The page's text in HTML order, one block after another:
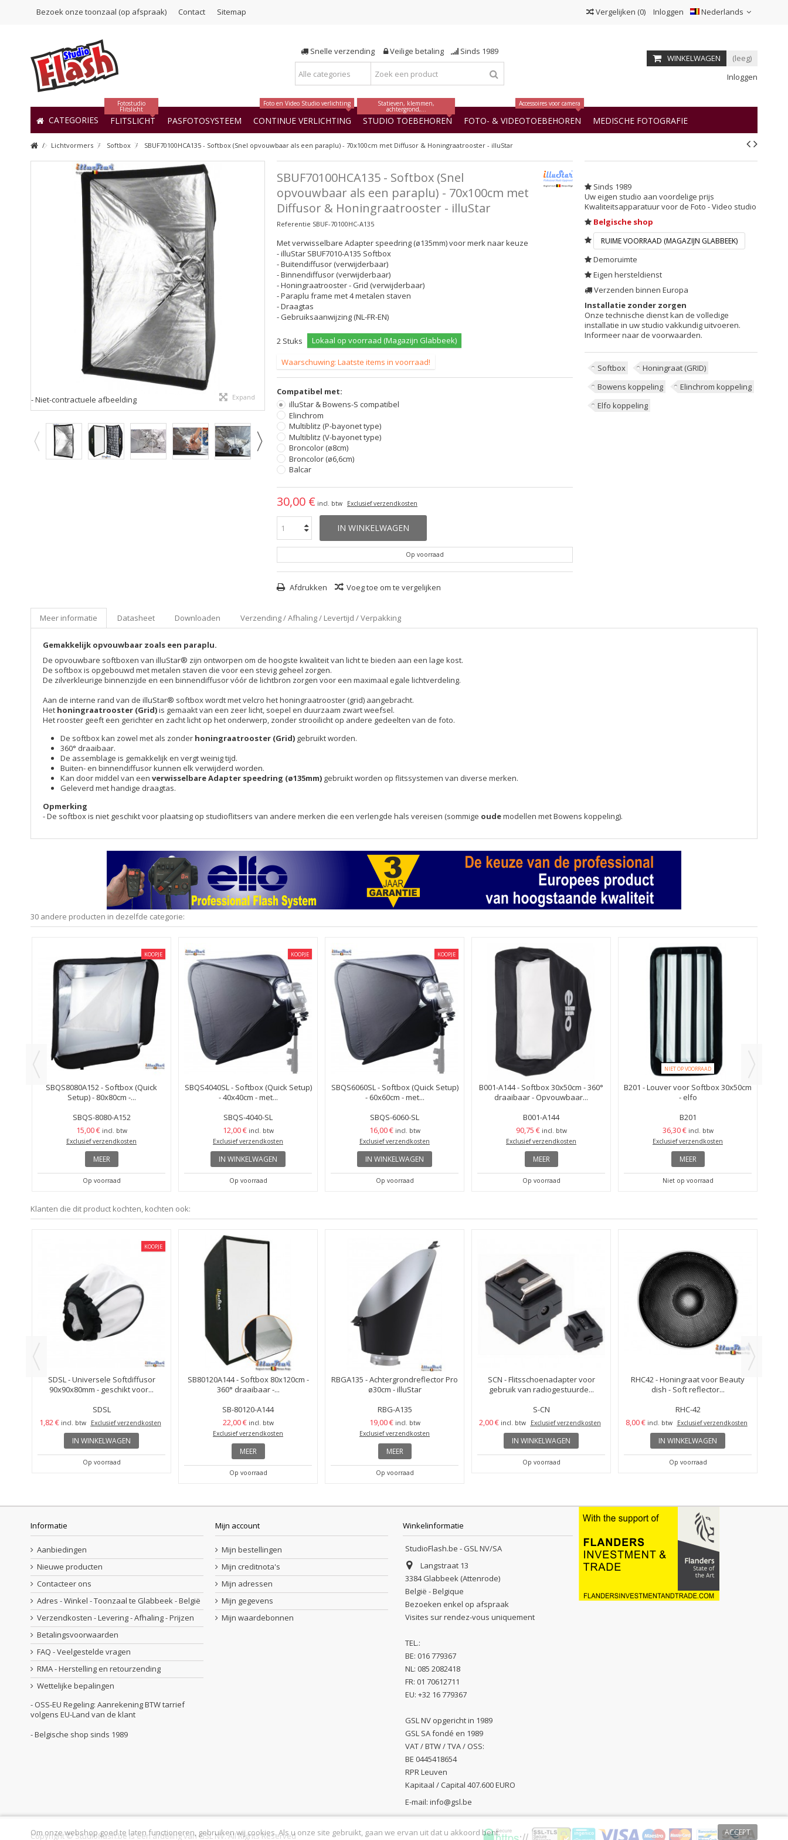
Bezoek onze toonzaal (op afspraak) Contact Sitemap Nederlands
Inloggen
Vergelijken (0)
Snelle verzending Veilige betaling Sinds 1989
WINKELWAGEN
(leeg)
Inloggen
CATEGORIES FLITSLICHT
Fotostudio
Flitslicht
PASFOTOSYSTEEM CONTINUE VERLICHTING
Foto en Video Studio verlichting
STUDIO TOEBEHOREN
Statieven, klemmen,
achtergrond,...
FOTO- & VIDEOTOEBEHOREN
Accessoires voor camera
MEDISCHE FOTOGRAFIE
Lichtvormers Softbox SBUF70100HCA135 - Softbox (Snel opvouwbaar als een paraplu) - 70x100cm met Diffusor & Honingraatrooster - illuStar
Expand
- Niet-contractuele afbeelding
SBUF70100HCA135 - Softbox (Snel
opvouwbaar als een paraplu) - 70x100cm met
Diffusor & Honingraatrooster - illuStar
Referentie SBUF-70100HC-A135
Met verwisselbare Adapter speedring (ø135mm) voor merk naar keuze
- illuStar SBUF7010-A135 Softbox
- Buitendiffusor (verwijderbaar)
- Binnendiffusor (verwijderbaar)
- Honingraatrooster - Grid (verwijderbaar)
- Paraplu frame met 4 metalen staven
- Draagtas
- Gebruiksaanwijzing (NL-FR-EN)
2 Stuks Lokaal op voorraad (Magazijn Glabbeek)
Waarschuwing: Laatste items in voorraad!
Compatibel met:
illuStar & Bowens-S compatibel
Elinchrom
Multiblitz (P-bayonet type)
Multiblitz (V-bayonet type)
Broncolor (ø8cm)
Broncolor (ø6,6cm)
Balcar
30,00 € incl. btw Exclusief verzendkosten
IN WINKELWAGEN
Op voorraad
Afdrukken Voeg toe om te vergelijken
Sinds 1989
Uw eigen studio aan voordelige prijs
Kwaliteitsapparatuur voor de Foto - Video studio
Belgische shop
RUIME VOORRAAD (MAGAZIJN GLABBEEK)
Demoruimte
Eigen hersteldienst
Verzenden binnen Europa
Installatie zonder zorgen
Onze technische dienst kan de volledige
installatie in uw studio vakkundig uitvoeren.
Informeer naar de voorwaarden.
Softbox
Honingraat (GRID)
Bowens koppeling
Elinchrom koppeling
Elfo koppeling
Meer informatie Datasheet Downloaden Verzending / Afhaling / Levertijd / Verpakking
Gemakkelijk opvouwbaar zoals een paraplu.
De opvouwbare softboxen van illuStar® zijn ontworpen om de hoogste kwaliteit van licht te bieden aan een lage kost.
De softbox is opgebouwd met metalen staven die voor een stevig geheel zorgen.
De zilverkleurige binnenzijde en een binnendiffusor vóór de lichtbron zorgen voor een maximaal egale lichtverdeling.
Aan de interne rand van de illuStar® softbox wordt met velcro het honingraatrooster (grid) aangebracht.
Het honingraatrooster (Grid)is gemaakt van een zeer licht, soepel en duurzaam zwart weefsel.
Het rooster geeft een gerichter en zacht licht op het onderwerp, zonder strooilicht op andere gedeelten van de foto.
De softbox kan zowel met als zonder honingraatrooster (Grid) gebruikt worden.
360° draaibaar.
De assemblage is gemakkelijk en vergt weinig tijd.
Buiten- en binnendiffusor kunnen elk verwijderd worden.
Kan door middel van een verwisselbare Adapter speedring (ø135mm) gebruikt worden op flitssystemen van diverse merken.
Geleverd met handige draagtas.
Opmerking
- De softbox is niet geschikt voor plaatsing op studioflitsers van andere merken die een verlengde hals vereisen (sommige oudemodellen met Bowens koppeling).
30 andere producten in dezelfde categorie:
KOOPJE
SBQS8080A152 - Softbox (Quick
Setup) - 80x80cm -...
SBQS-8080-A152
15,00 € incl. btw
Exclusief verzendkosten
MEER
Op voorraad
KOOPJE
SBQS4040SL - Softbox (Quick Setup)
- 40x40cm - met...
SBQS-4040-SL
12,00 € incl. btw
Exclusief verzendkosten
IN WINKELWAGEN
Op voorraad
KOOPJE
SBQS6060SL - Softbox (Quick Setup)
- 60x60cm - met...
SBQS-6060-SL
16,00 € incl. btw
Exclusief verzendkosten
IN WINKELWAGEN
Op voorraad
B001-A144 - Softbox 30x50cm - 360°
draaibaar - Opvouwbaar...
B001-A144
90,75 € incl. btw
Exclusief verzendkosten
MEER
Op voorraad
NIET OP VOORRAAD
B201 - Louver voor Softbox 30x50cm
- elfo
B201
36,30 € incl. btw
Exclusief verzendkosten
MEER
Niet op voorraad
Klanten die dit product kochten, kochten ook:
KOOPJE
SDSL - Universele Softdiffusor
90x90x80mm - geschikt voor...
SDSL
1,82 € incl. btw Exclusief verzendkosten
IN WINKELWAGEN
Op voorraad
SB80120A144 - Softbox 80x120cm -
360° draaibaar -...
SB-80120-A144
22,00 € incl. btw
Exclusief verzendkosten
MEER
Op voorraad
RBGA135 - Achtergrondreflector Pro
ø30cm - illuStar
RBG-A135
19,00 € incl. btw
Exclusief verzendkosten
MEER
Op voorraad
SCN - Flitsschoenadapter voor
gebruik van radiogestuurde...
S-CN
2,00 € incl. btw Exclusief verzendkosten
IN WINKELWAGEN
Op voorraad
RHC42 - Honingraat voor Beauty
dish - Soft reflector...
RHC-42
8,00 € incl. btw Exclusief verzendkosten
IN WINKELWAGEN
Op voorraad
Informatie
Aanbiedingen
Nieuwe producten
Contacteer ons
Adres - Winkel - Toonzaal te Glabbeek - België
Verzendkosten - Levering - Afhaling - Prijzen
Betalingsvoorwaarden
FAQ - Veelgestelde vragen
RMA - Herstelling en retourzending
Wettelijke bepalingen
- OSS-EU Regeling: Aanrekening BTW tarrief
volgens EU-Land van de klant
- Belgische shop sinds 1989
Mijn account
Mijn bestellingen
Mijn creditnota's
Mijn adressen
Mijn gegevens
Mijn waardebonnen
Winkelinformatie
StudioFlash.be - GSL NV/SA
Langstraat 13
3384 Glabbeek (Attenrode)
België - Belgique
Bezoeken enkel op afspraak
Visites sur rendez-vous uniquement
TEL.:
BE: 016 779367
NL: 085 2082418
FR: 01 70612711
EU: +32 16 779367
GSL NV opgericht in 1989
GSL SA fondé en 1989
VAT / BTW / TVA / OSS:
BE 0445418654
RPR Leuven
Kapitaal / Capital 407.600 EURO
E-mail: info@gsl.be
Copyright © Studioflash.be is een afdeling van GSL NV. All Rights Reserved ACCEPT
Om onze webshop goed te laten functioneren, gebruiken wij cookies. Als u onze site gebruikt, gaan we ervan uit dat u akkoord bent.